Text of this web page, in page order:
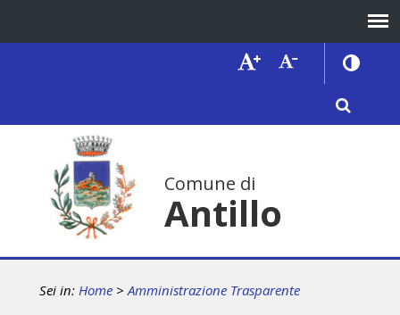
Comune di
Antillo
Sei in: Home >Amministrazione Trasparente